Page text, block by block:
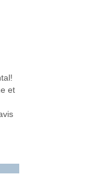
et